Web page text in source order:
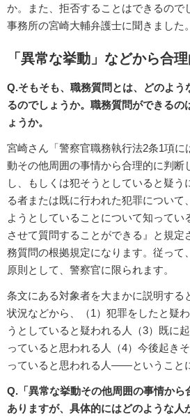
か。また、拒否することはできるので
事務所の宮崎大輔弁護士に聞きました。
「異常な挙動」などから合
Q.そもそも、職務質問とは、どのよう
るのでしょうか。職務質問ができるの
ょうか。
宮崎さん「警察官職務執行法2条1項に
動その他周囲の事情から合理的に判断
し、もしくは犯そうとしていると疑う
る者または既に行われた犯罪について
ようとしていることについて知ってい
させて質問することができる』と規定
務質問の根拠規定になります。従って
原則として、警察官に限られます。
条文にある対象者を大まかに説明する
状況などから、（1）犯罪をしたと疑
うとしていると疑われる人（3）既に
っていると思われる人（4）今後起き
っていると思われる人――ということ
Q.「異常な挙動その他周囲の事情から
ありますが、具体的にはどのような人